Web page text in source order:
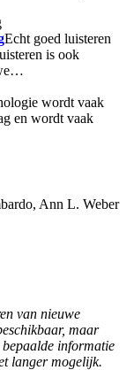
Echt goed luisteren
is ook
wordt vaak
en wordt vaak
Ann L. Weber
van nieuwe
maar
informatie
langer mogelijk.